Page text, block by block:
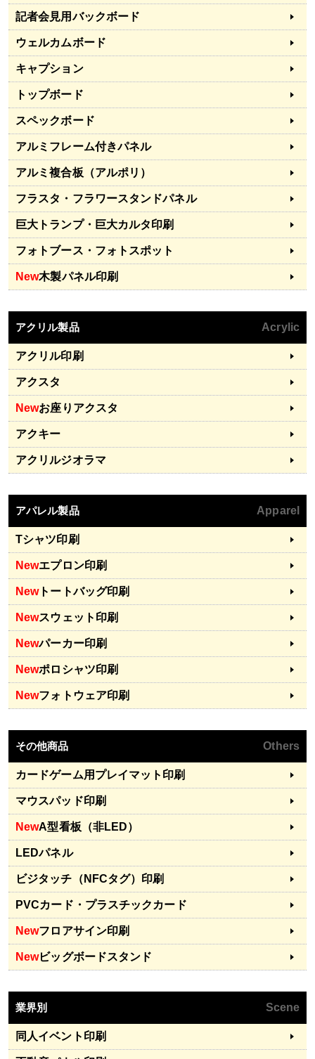
記者会見用バックボード
ウェルカムボード
キャプション
トップボード
スペックボード
アルミフレーム付きパネル
アルミ複合板（アルポリ）
フラスタ・フラワースタンドパネル
巨大トランプ・巨大カルタ印刷
フォトブース・フォトスポット
New木製パネル印刷
アクリル製品 Acrylic
アクリル印刷
アクスタ
Newお座りアクスタ
アクキー
アクリルジオラマ
アパレル製品 Apparel
Tシャツ印刷
Newエプロン印刷
Newトートバッグ印刷
Newスウェット印刷
Newパーカー印刷
Newポロシャツ印刷
Newフォトウェア印刷
その他商品 Others
カードゲーム用プレイマット印刷
マウスパッド印刷
NewA型看板（非LED）
LEDパネル
ビジタッチ（NFCタグ）印刷
PVCカード・プラスチックカード
Newフロアサイン印刷
Newビッグボードスタンド
業界別 Scene
同人イベント印刷